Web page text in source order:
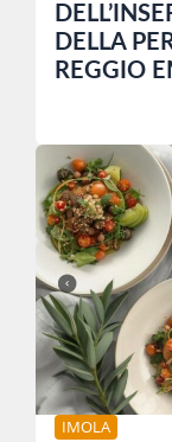
DELLA
REGGIO
IMOLA